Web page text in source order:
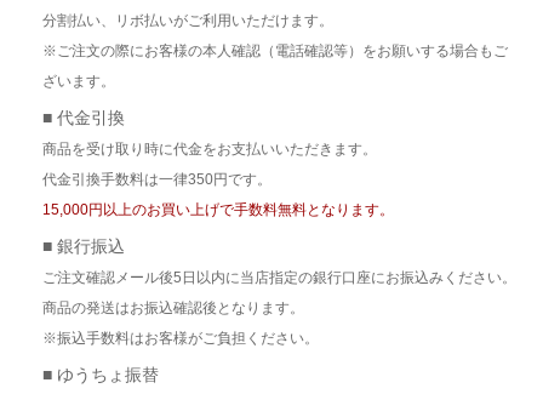
分割払い、リボ払いがご利用いただけます。
※ご注文の際にお客様の本人確認（電話確認等）をお願いする場合もご
ざいます。
■ 代金引換
商品を受け取り時に代金をお支払いいただきます。
代金引換手数料は一律350円です。
15,000円以上のお買い上げで手数料無料となります。
■ 銀行振込
ご注文確認メール後5日以内に当店指定の銀行口座にお振込みください。
商品の発送はお振込確認後となります。
※振込手数料はお客様がご負担ください。
■ ゆうちょ振替